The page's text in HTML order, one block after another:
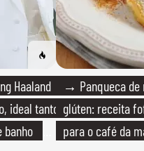
Haaland
ideal tanto
banho
→ Panqueca de
glúten: receita
para o café da